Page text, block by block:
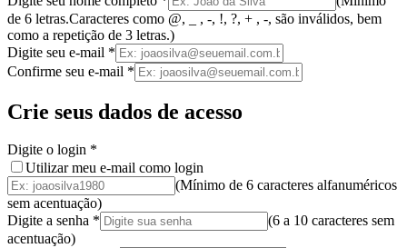
de 6 letras.Caracteres como @, _ , -, !, ?, + , -, são inválidos, bem
como a repetição de 3 letras.)
Digite seu e-mail *
Confirme seu e-mail *
Crie seus dados de acesso
Digite o login *
Utilizar meu e-mail como login
(Mínimo de 6 caracteres alfanuméricos
sem acentuação)
Digite a senha * (6 a 10 caracteres sem
acentuação)